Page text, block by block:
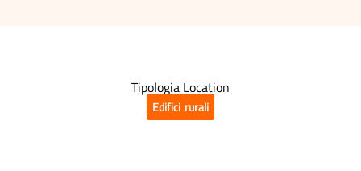
Tipologia Location
Edifici rurali